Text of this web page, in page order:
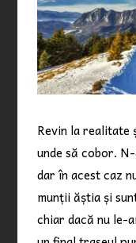
Revin la realitate
unde să cobor.
dar în acest caz
munții ăștia și
chiar dacă nu le-